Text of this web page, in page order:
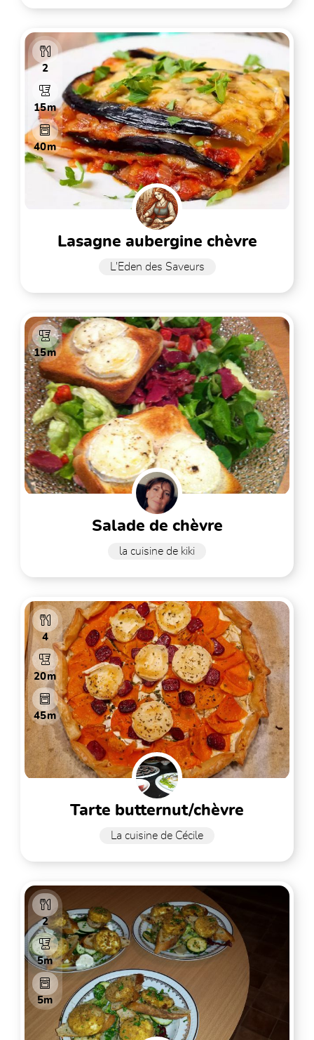
2
15m
40m
lasagne aubergine chèvre
L'Eden des Saveurs
15m
salade de chèvre
la cuisine de kiki
4
20m
45m
tarte butternut/chèvre
La cuisine de Cécile
2
5m
5m